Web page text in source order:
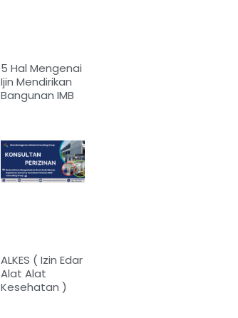
5 Hal Mengenai
Ijin Mendirikan
Bangunan IMB
ALKES ( Izin Edar
Alat Alat
Kesehatan )